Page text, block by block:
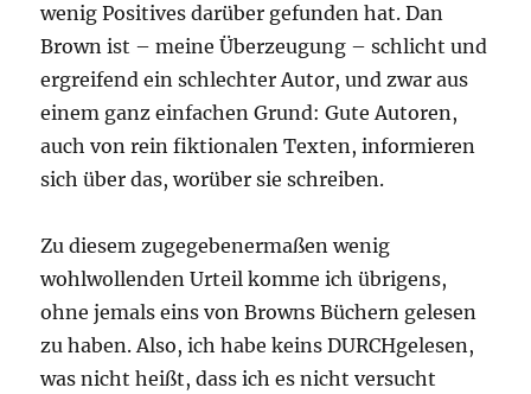
wenig Positives darüber gefunden hat. Dan
Brown ist – meine Überzeugung – schlicht und
ergreifend ein schlechter Autor, und zwar aus
einem ganz einfachen Grund: Gute Autoren,
auch von rein fiktionalen Texten, informieren
sich über das, worüber sie schreiben.
Zu diesem zugegebenermaßen wenig
wohlwollenden Urteil komme ich übrigens,
ohne jemals eins von Browns Büchern gelesen
zu haben. Also, ich habe keins DURCHgelesen,
was nicht heißt, dass ich es nicht versucht